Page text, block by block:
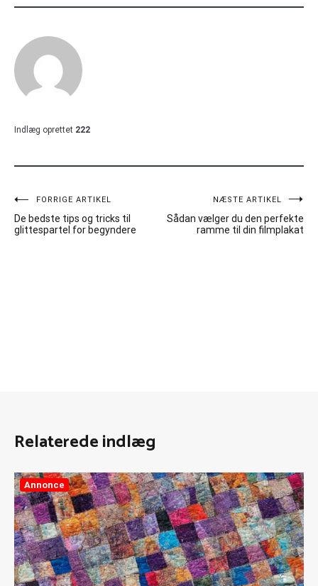
Indlæg oprettet 222
Indlægsnavigation
FORRIGE ARTIKEL
De bedste tips og tricks til
glittespartel for begyndere
NÆSTE ARTIKEL
Sådan vælger du den perfekte
ramme til din filmplakat
Relaterede indlæg
Annonce